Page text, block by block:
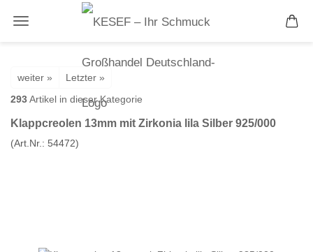
weiter »
Letzter »
293Artikel in dieser Kategorie
Klappcreolen 13mm mit Zirkonia lila Silber 925/000
(Art.Nr.: 54472)